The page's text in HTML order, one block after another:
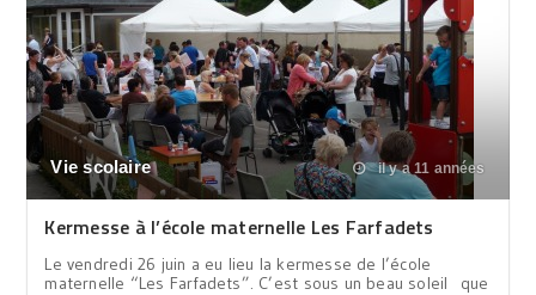
Vie scolaire il y a 11 années
Kermesse à l’école maternelle Les Farfadets
Le vendredi 26 juin a eu lieu la kermesse de l’école
maternelle “Les Farfadets”. C’est sous un beau soleil que